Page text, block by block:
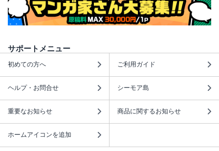
サポートメニュー
初めての方へ ご利用ガイド
ヘルプ・お問合せ シーモア島
重要なお知らせ 商品に関するお知らせ
ホームアイコンを追加